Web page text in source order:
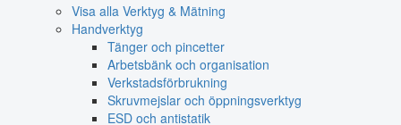
Visa alla Verktyg & Mätning
Handverktyg
Tänger och pincetter
Arbetsbänk och organisation
Verkstadsförbrukning
Skruvmejslar och öppningsverktyg
ESD och antistatik